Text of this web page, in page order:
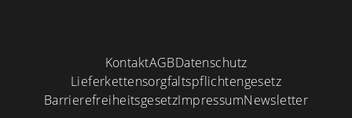
KontaktAGBDatenschutz
Lieferkettensorgfaltspflichtengesetz
BarrierefreiheitsgesetzImpressumNewsletter